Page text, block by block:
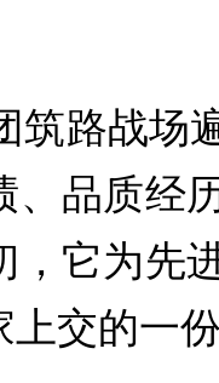
路战场遍
、品质经
，它为先
上交的一